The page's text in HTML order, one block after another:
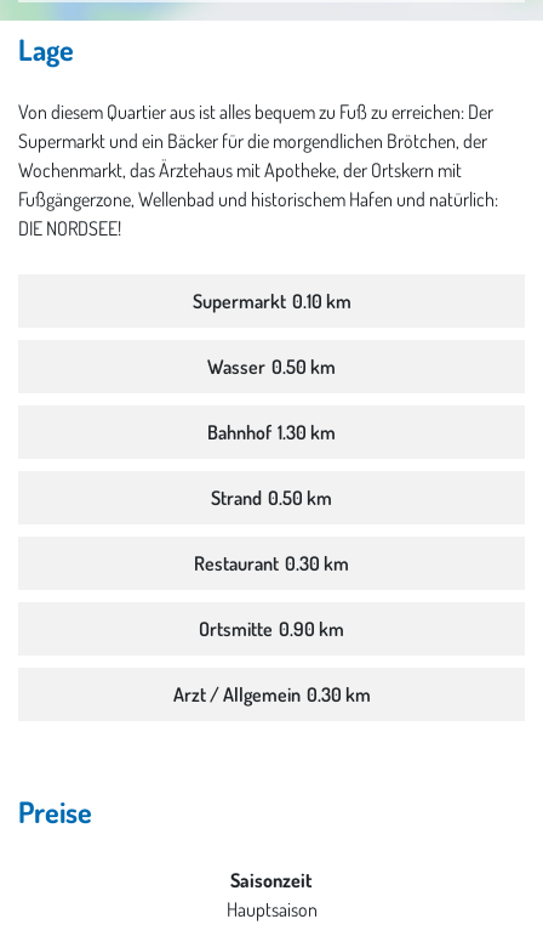
Lage
Von diesem Quartier aus ist alles bequem zu Fuß zu erreichen: Der
Supermarkt und ein Bäcker für die morgendlichen Brötchen, der
Wochenmarkt, das Ärztehaus mit Apotheke, der Ortskern mit
Fußgängerzone, Wellenbad und historischem Hafen und natürlich:
DIE NORDSEE!
Supermarkt 0.10 km
Wasser 0.50 km
Bahnhof 1.30 km
Strand 0.50 km
Restaurant 0.30 km
Ortsmitte 0.90 km
Arzt / Allgemein 0.30 km
Preise
Saisonzeit
Hauptsaison